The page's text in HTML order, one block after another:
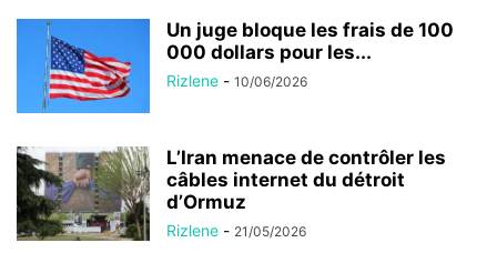
Un juge bloque les frais de 100
000 dollars pour les...
Rizlene - 10/06/2026
L’Iran menace de contrôler les
câbles internet du détroit
d’Ormuz
Rizlene - 21/05/2026